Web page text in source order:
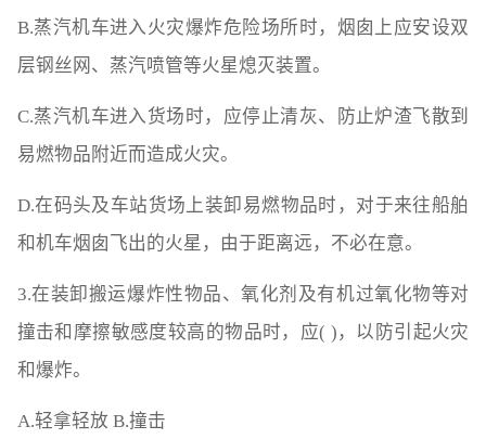
B.蒸汽机车进入火灾爆炸危险场所时，烟囱上应安设双
层钢丝网、蒸汽喷管等火星熄灭装置。
C.蒸汽机车进入货场时，应停止清灰、防止炉渣飞散到
易燃物品附近而造成火灾。
D.在码头及车站货场上装卸易燃物品时，对于来往船舶
和机车烟囱飞出的火星，由于距离远，不必在意。
3.在装卸搬运爆炸性物品、氧化剂及有机过氧化物等对
撞击和摩擦敏感度较高的物品时，应( )，以防引起火灾
和爆炸。
A.轻拿轻放 B.撞击